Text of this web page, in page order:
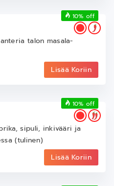
talon masala-
Lisää Koriin
10% off
sipuli, inkivääri ja
(tulinen)
Lisää Koriin
10% off